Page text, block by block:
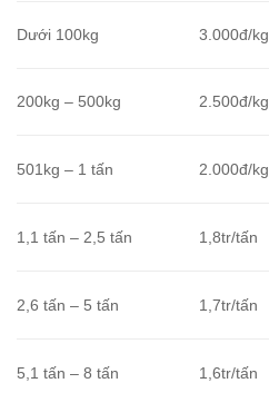
Dưới 100kg 3.000đ/kg
200kg – 500kg 2.500đ/kg
501kg – 1 tấn 2.000đ/kg
1,1 tấn – 2,5 tấn 1,8tr/tấn
2,6 tấn – 5 tấn 1,7tr/tấn
5,1 tấn – 8 tấn 1,6tr/tấn